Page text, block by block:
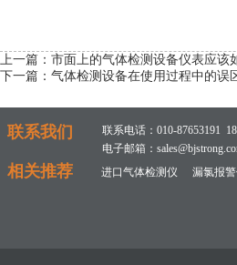
上一篇： 市面上的气体检测设备仪表应该
下一篇： 气体检测设备在使用过程中的误
联系我们
联系电话：010-87653191
电子邮箱：
相关推荐 进口气体检测仪 漏氯报